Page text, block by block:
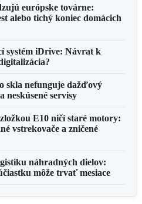
európske továrne:
alebo tichý koniec domácich
systém iDrive: Návrat k
skla nefunguje dažďový
neskúsené servisy
E10 ničí staré motory:
vstrekovače a zničené
náhradných dielov:
môže trvať mesiace